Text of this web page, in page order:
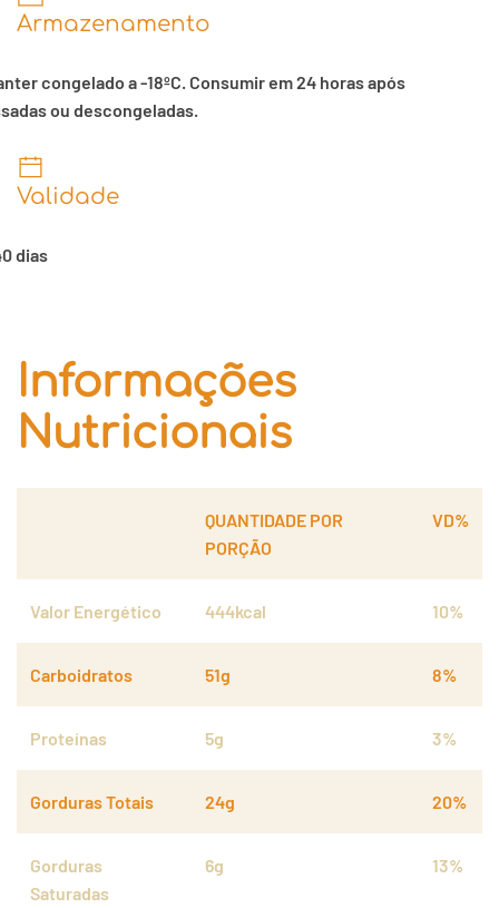
Armazenamento
congelado a -18ºC. Consumir em 24 horas após
ou descongeladas.
Validade
dias
Informações
Nutricionais
QUANTIDADE POR
PORÇÃO
VD%
Valor Energético 444kcal 10%
Carboidratos 51g 8%
Proteínas 5g 3%
Gorduras Totais 24g 20%
Gorduras
Saturadas
6g 13%